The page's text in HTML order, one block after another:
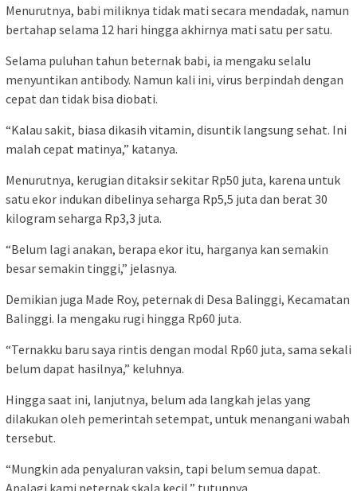
Menurutnya, babi miliknya tidak mati secara mendadak, namun
bertahap selama 12 hari hingga akhirnya mati satu per satu.
Selama puluhan tahun beternak babi, ia mengaku selalu
menyuntikan antibody. Namun kali ini, virus berpindah dengan
cepat dan tidak bisa diobati.
“Kalau sakit, biasa dikasih vitamin, disuntik langsung sehat. Ini
malah cepat matinya,” katanya.
Menurutnya, kerugian ditaksir sekitar Rp50 juta, karena untuk
satu ekor indukan dibelinya seharga Rp5,5 juta dan berat 30
kilogram seharga Rp3,3 juta.
“Belum lagi anakan, berapa ekor itu, harganya kan semakin
besar semakin tinggi,” jelasnya.
Demikian juga Made Roy, peternak di Desa Balinggi, Kecamatan
Balinggi. Ia mengaku rugi hingga Rp60 juta.
“Ternakku baru saya rintis dengan modal Rp60 juta, sama sekali
belum dapat hasilnya,” keluhnya.
Hingga saat ini, lanjutnya, belum ada langkah jelas yang
dilakukan oleh pemerintah setempat, untuk menangani wabah
tersebut.
“Mungkin ada penyaluran vaksin, tapi belum semua dapat.
Apalagi kami peternak skala kecil,” tutupnya.